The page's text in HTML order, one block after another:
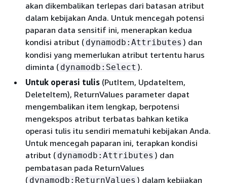
akan dikembalikan terlepas dari batasan atribut
dalam kebijakan Anda. Untuk mencegah potensi
paparan data sensitif ini, menerapkan kedua
kondisi atribut ( dynamodb:Attributes ) dan
kondisi yang memerlukan atribut tertentu harus
diminta ( dynamodb:Select ).
Untuk operasi tulis (PutItem, UpdateItem,
DeleteItem), ReturnValues parameter dapat
mengembalikan item lengkap, berpotensi
mengekspos atribut terbatas bahkan ketika
operasi tulis itu sendiri mematuhi kebijakan Anda.
Untuk mencegah paparan ini, terapkan kondisi
atribut ( dynamodb:Attributes ) dan
pembatasan pada ReturnValues
( dynamodb:ReturnValues ) dalam kebijakan